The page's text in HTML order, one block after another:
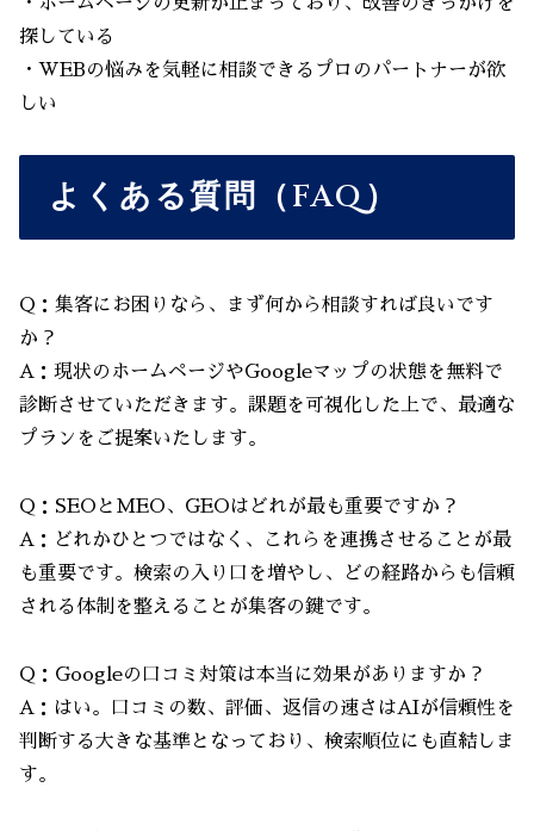
探している
・WEBの悩みを気軽に相談できるプロのパートナーが欲
しい
よくある質問（FAQ）
Q：集客にお困りなら、まず何から相談すれば良いです
か？
A：現状のホームページやGoogleマップの状態を無料で
診断させていただきます。課題を可視化した上で、最適な
プランをご提案いたします。
Q：SEOとMEO、GEOはどれが最も重要ですか？
A：どれかひとつではなく、これらを連携させることが最
も重要です。検索の入り口を増やし、どの経路からも信頼
される体制を整えることが集客の鍵です。
Q：Googleの口コミ対策は本当に効果がありますか？
A：はい。口コミの数、評価、返信の速さはAIが信頼性を
判断する大きな基準となっており、検索順位にも直結しま
す。